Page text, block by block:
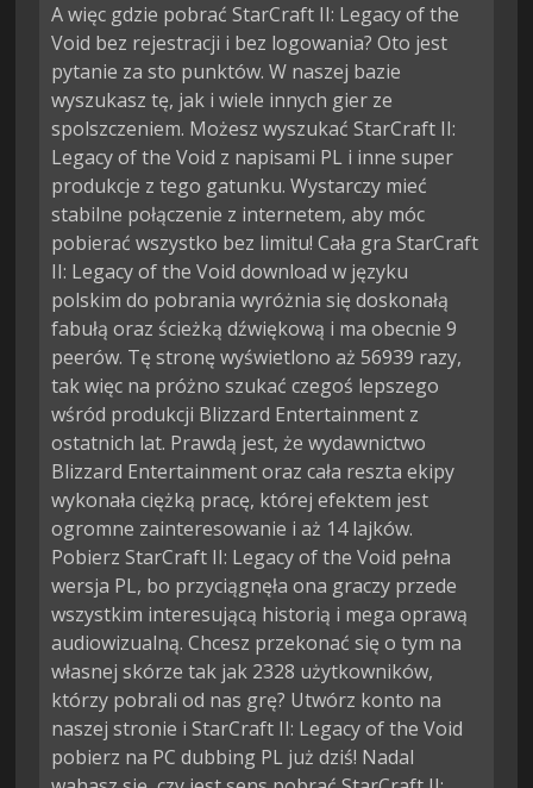
A więc gdzie pobrać StarCraft II: Legacy of the
Void bez rejestracji i bez logowania? Oto jest
pytanie za sto punktów. W naszej bazie
wyszukasz tę, jak i wiele innych gier ze
spolszczeniem. Możesz wyszukać StarCraft II:
Legacy of the Void z napisami PL i inne super
produkcje z tego gatunku. Wystarczy mieć
stabilne połączenie z internetem, aby móc
pobierać wszystko bez limitu! Cała gra StarCraft
II: Legacy of the Void download w języku
polskim do pobrania wyróżnia się doskonałą
fabułą oraz ścieżką dźwiękową i ma obecnie 9
peerów. Tę stronę wyświetlono aż 56939 razy,
tak więc na próżno szukać czegoś lepszego
wśród produkcji Blizzard Entertainment z
ostatnich lat. Prawdą jest, że wydawnictwo
Blizzard Entertainment oraz cała reszta ekipy
wykonała ciężką pracę, której efektem jest
ogromne zainteresowanie i aż 14 lajków.
Pobierz StarCraft II: Legacy of the Void pełna
wersja PL, bo przyciągnęła ona graczy przede
wszystkim interesującą historią i mega oprawą
audiowizualną. Chcesz przekonać się o tym na
własnej skórze tak jak 2328 użytkowników,
którzy pobrali od nas grę? Utwórz konto na
naszej stronie i StarCraft II: Legacy of the Void
pobierz na PC dubbing PL już dziś! Nadal